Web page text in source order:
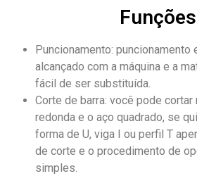
Funções
Puncionamento:
alcançado com a máquina e a
fácil de ser substituída.
Corte de barra: você pode cortar
redonda e o aço quadrado, se
forma de U, viga I ou perfil T
de corte e o procedimento de
simples.